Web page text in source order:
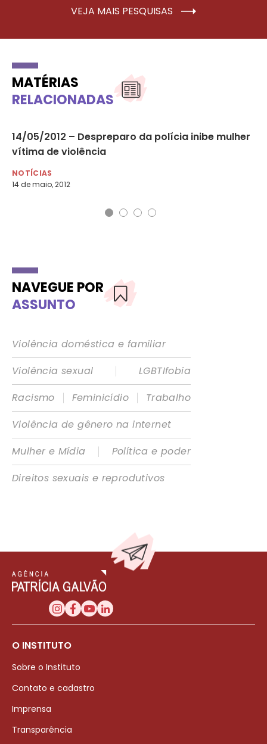
VEJA MAIS PESQUISAS
MATÉRIAS
RELACIONADAS
14/05/2012 – Despreparo da polícia inibe mulher
vítima de violência
NOTÍCIAS
14 de maio, 2012
NAVEGUE POR
ASSUNTO
Violência doméstica e familiar
Violência sexual
|
LGBTIfobia
Racismo
| Feminicídio |
Trabalho
Violência de gênero na internet
Mulher e Mídia
|
Política e poder
Direitos sexuais e reprodutivos
O INSTITUTO
Sobre o Instituto
Contato e cadastro
Imprensa
Transparência